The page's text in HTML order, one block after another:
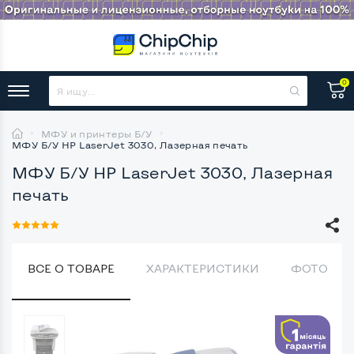
0
МФУ и принтеры Б/У
МФУ Б/У HP LaserJet 3030, Лазерная печать
МФУ Б/У HP LaserJet 3030, Лазерная
печать
ВСЕ О ТОВАРЕ ХАРАКТЕРИСТИКИ ФОТО